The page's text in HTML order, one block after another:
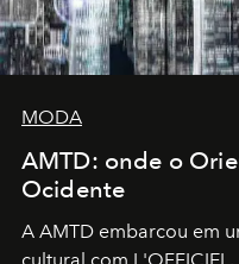
MODA
AMTD: onde o
Ocidente
A AMTD embarcou em